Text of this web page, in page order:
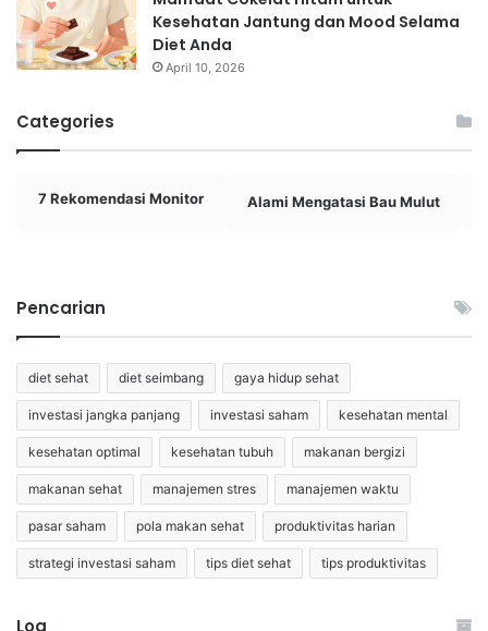
Kesehatan Jantung dan Mood Selama
Diet Anda
April 10, 2026
Categories
7 Rekomendasi Monitor Alami Mengatasi Bau Mulut
Pencarian
diet sehat diet seimbang gaya hidup sehat
investasi jangka panjang investasi saham kesehatan mental
kesehatan optimal kesehatan tubuh makanan bergizi
makanan sehat manajemen stres manajemen waktu
pasar saham pola makan sehat produktivitas harian
strategi investasi saham tips diet sehat tips produktivitas
Log